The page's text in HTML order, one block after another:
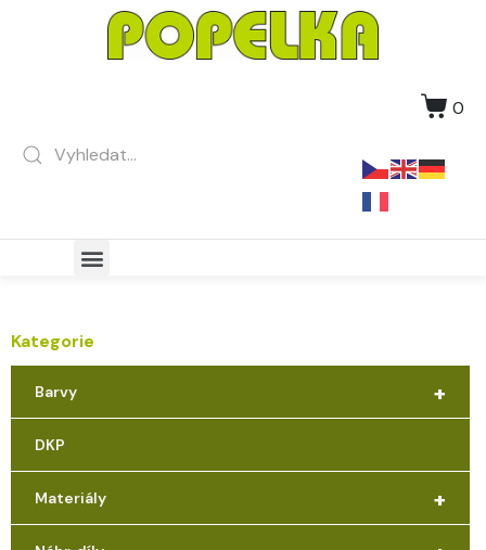
0
Kategorie
+
Barvy
DKP
+
Materiály